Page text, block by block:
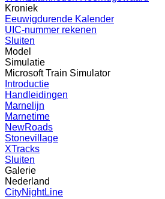
Kroniek
Eeuwigdurende Kalender
UIC-nummer rekenen
Sluiten
Model
Simulatie
Microsoft Train Simulator
Introductie
Handleidingen
Marnelijn
Marnetime
NewRoads
Stonevillage
XTracks
Sluiten
Galerie
Nederland
CityNightLine